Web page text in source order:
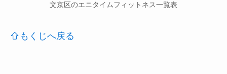
文京区のエニタイムフィットネス一覧表
もくじへ戻る